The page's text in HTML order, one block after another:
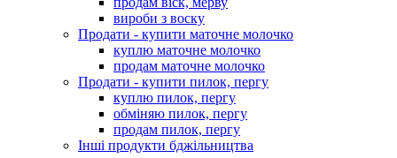
вироби з воску
Продати - купити маточне молочко
куплю маточне молочко
продам маточне молочко
Продати - купити пилок, пергу
куплю пилок, пергу
обміняю пилок, пергу
продам пилок, пергу
Інші продукти бджільництва